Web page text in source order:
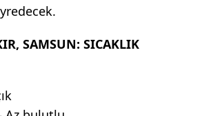
SAMSUN: SICAKLIK